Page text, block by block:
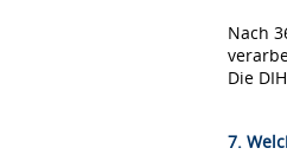
Nach
Die
7.